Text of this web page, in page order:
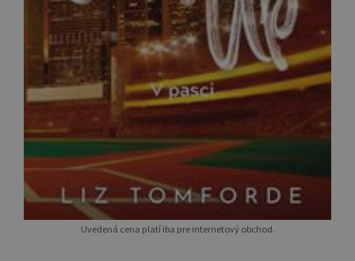
Uvedená cena platí iba pre internetový obchod.